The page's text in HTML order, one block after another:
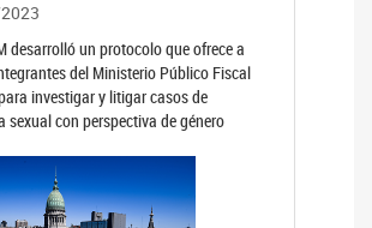
desarrolló un protocolo que ofrece a
del Ministerio Público Fiscal
investigar y litigar casos de
sexual con perspectiva de género